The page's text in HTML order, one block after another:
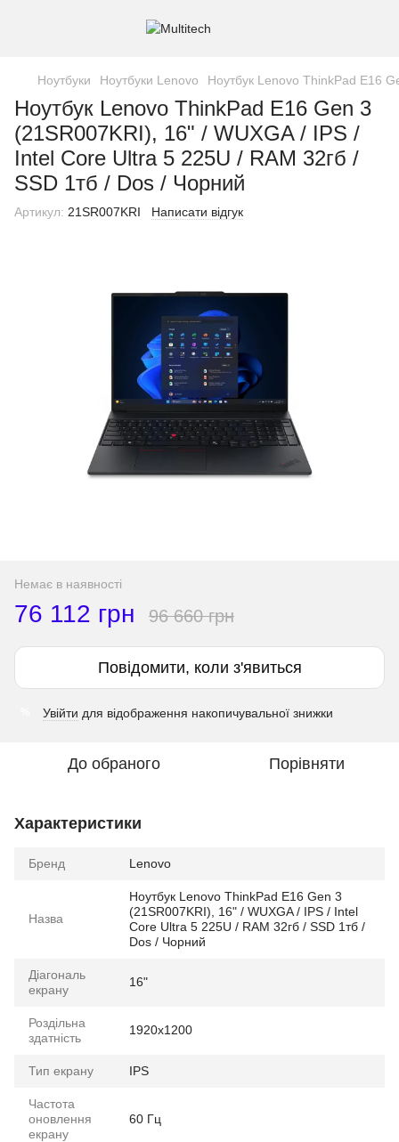
Ноутбуки Ноутбуки Lenovo Ноутбук Lenovo ThinkPad E16
Ноутбук Lenovo ThinkPad E16 Gen 3
(21SR007KRI), 16" / WUXGA / IPS /
Intel Core Ultra 5 225U / RAM 32гб /
SSD 1тб / Dos / Чорний
Артикул: 21SR007KRI Написати відгук
Немає в наявності
76 112 грн 96 660 грн
Повідомити, коли з'явиться
Увійти для відображення накопичувальної знижки
До обраного Порівняти
Характеристики
Бренд Lenovo
Назва
Ноутбук Lenovo ThinkPad E16 Gen 3
(21SR007KRI), 16" / WUXGA / IPS / Intel
Core Ultra 5 225U / RAM 32гб / SSD 1тб /
Dos / Чорний
Діагональ
екрану
16"
Роздільна
здатність
1920x1200
Тип екрану IPS
Частота
оновлення
екрану
60 Гц